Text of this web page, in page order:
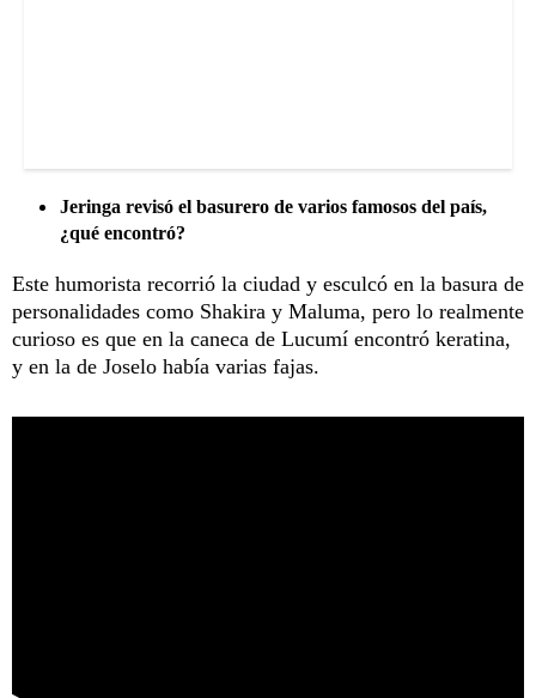
Jeringa revisó el basurero de varios famosos del país,
¿qué encontró?
Este humorista recorrió la ciudad y esculcó en la basura de
personalidades como Shakira y Maluma, pero lo realmente
curioso es que en la caneca de Lucumí encontró keratina,
y en la de Joselo había varias fajas.